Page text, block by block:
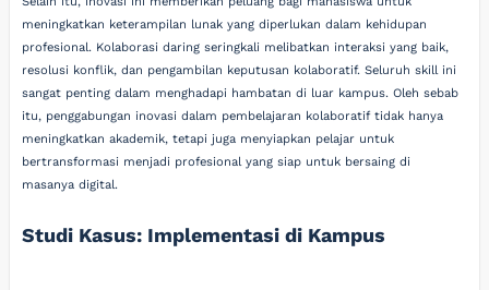
meningkatkan keterampilan lunak yang diperlukan dalam kehidupan
profesional. Kolaborasi daring seringkali melibatkan interaksi yang baik,
resolusi konflik, dan pengambilan keputusan kolaboratif. Seluruh skill ini
sangat penting dalam menghadapi hambatan di luar kampus. Oleh sebab
itu, penggabungan inovasi dalam pembelajaran kolaboratif tidak hanya
meningkatkan akademik, tetapi juga menyiapkan pelajar untuk
bertransformasi menjadi profesional yang siap untuk bersaing di
masanya digital.
Studi Kasus: Implementasi di Kampus